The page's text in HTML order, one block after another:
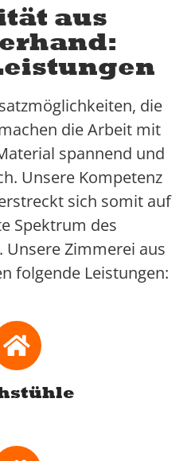
aus
die
die Arbeit mit
spannend und
Unsere Kompetenz
sich somit auf
Spektrum des
Zimmerei aus
folgende Leistungen: